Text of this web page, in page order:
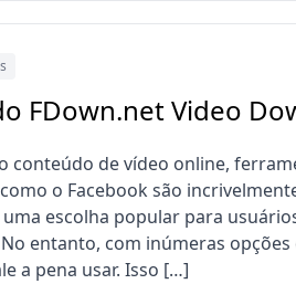
FDown.net Video
conteúdo de vídeo online,
o Facebook são
escolha popular para
entanto, com inúmeras
a pena usar. Isso […]